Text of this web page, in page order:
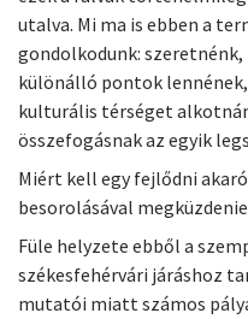
utalva. Mi ma is ebben a
gondolkodunk:
különálló pontok
kulturális térséget
összefogásnak az egyik
Miért kell egy fejlődni
besorolásával
Füle helyzete ebből a
székesfehérvári járáshoz
mutatói miatt számos